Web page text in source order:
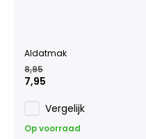
Aldatmak
8,95
7,95
Vergelijk
Op voorraad